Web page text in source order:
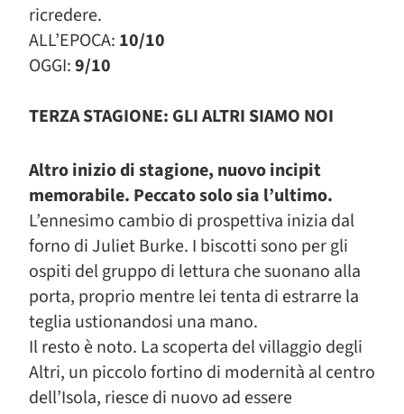
ricredere.
ALL’EPOCA: 10/10
OGGI:9/10
TERZA STAGIONE: GLI ALTRI SIAMO NOI
Altro inizio di stagione, nuovo incipit
memorabile. Peccato solo sia l’ultimo.
L’ennesimo cambio di prospettiva inizia dal
forno di Juliet Burke. I biscotti sono per gli
ospiti del gruppo di lettura che suonano alla
porta, proprio mentre lei tenta di estrarre la
teglia ustionandosi una mano.
Il resto è noto. La scoperta del villaggio degli
Altri, un piccolo fortino di modernità al centro
dell’Isola, riesce di nuovo ad essere